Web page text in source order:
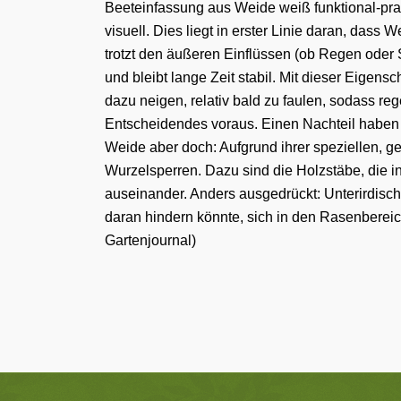
Beeteinfassung aus Weide weiß funktional-
visuell. Dies liegt in erster Linie daran, dass
trotzt den äußeren Einflüssen (ob Regen
und bleibt lange Zeit stabil. Mit dieser
dazu neigen, relativ bald zu faulen, sodass
Entscheidendes voraus. Einen Nachteil
Weide aber doch: Aufgrund ihrer speziellen,
Wurzelsperren. Dazu sind die Holzstäbe, die
auseinander. Anders ausgedrückt:
daran hindern könnte, sich in den
Gartenjournal)